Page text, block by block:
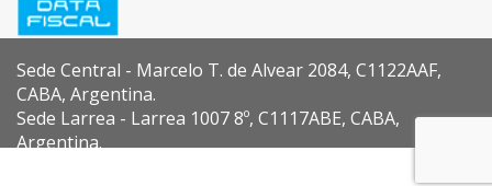
Sede Central - Marcelo T. de Alvear 2084, C1122AAF,
CABA, Argentina.
Sede Larrea - Larrea 1007 8º, C1117ABE, CABA,
Argentina.